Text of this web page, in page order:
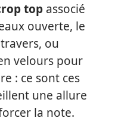
top associé
ouverte, le
ou
velours pour
: ce sont ces
une allure
la note.